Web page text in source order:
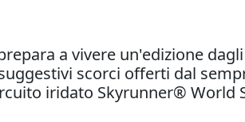
a vivere un'edizione
scorci offerti dal
iridato Skyrunner® World